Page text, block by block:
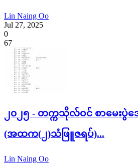
Lin Naing Oo
Jul 27, 2025
0
67
၂၀၂၅ - တက္ကသိုလ်ဝင် စာမေးပွဲအ
(အထက(၂)သံဖြူဇရပ်)...
Lin Naing Oo